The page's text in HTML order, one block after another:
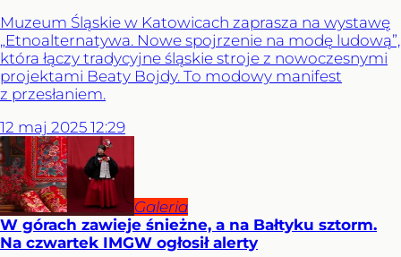
Muzeum Śląskie w Katowicach zaprasza na wystawę
„Etnoalternatywa. Nowe spojrzenie na modę ludową”,
która łączy tradycyjne śląskie stroje z nowoczesnymi
projektami Beaty Bojdy. To modowy manifest
z przesłaniem.
12 maj 2025 12:29
Galeria
W górach zawieje śnieżne, a na Bałtyku sztorm.
Na czwartek IMGW ogłosił alerty